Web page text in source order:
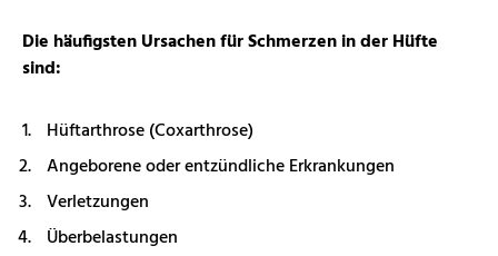
Die häufigsten Ursachen für Schmerzen in der Hüfte
sind:
Hüftarthrose (Coxarthrose)
Angeborene oder entzündliche Erkrankungen
Verletzungen
Überbelastungen